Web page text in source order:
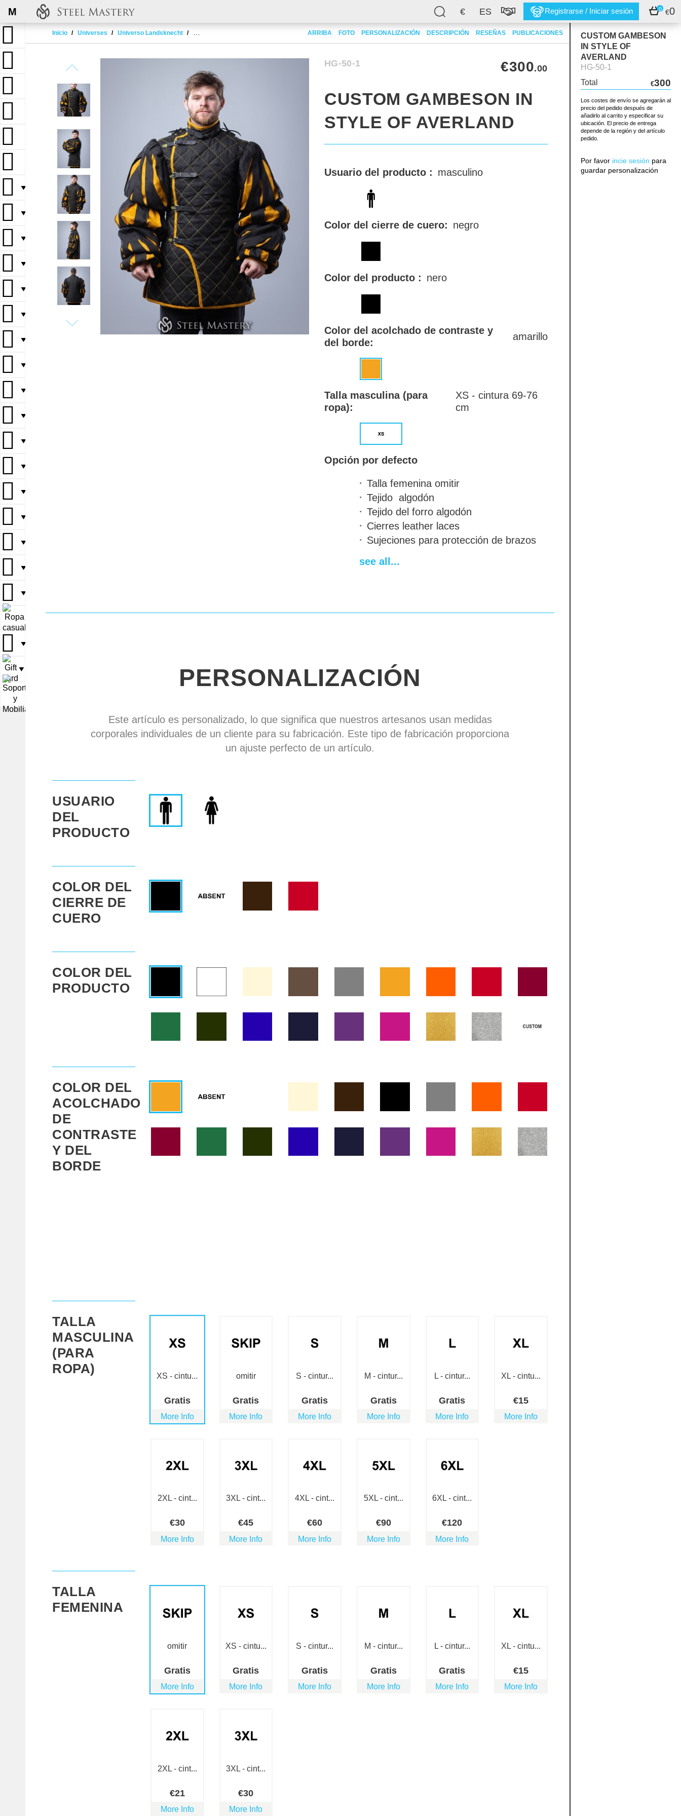
€ ES Registrarse / Iniciar sesión 0 €0
M
Inicio Universes Universo Landsknecht Custom gambeson in style of Averland ARRIBA FOTO PERSONALIZACIÓN DESCRIPCIÓN RESEÑAS PUBLICACIONES
▼
▼
▼
▼
▼
▼
▼
▼
▼
▼
▼
▼
▼
▼
▼
▼
▼
▼
▼
CUSTOM GAMBESON
IN STYLE OF
AVERLAND
HG-50-1
Total
€300
Los costes de envío se agregarán al
precio del pedido después de
añadirlo al carrito y especificar su
ubicación. El precio de entrega
depende de la región y del artículo
pedido.
Por favor incie sesión para
guardar personalización
HG-50-1 €300.00
CUSTOM GAMBESON IN
STYLE OF AVERLAND
Usuario del producto : masculino
Color del cierre de cuero: negro
Color del producto : nero
Color del acolchado de contraste y
del borde:
amarillo
Talla masculina (para
ropa):
XS - cintura 69-76
cm
Opción por defecto
Talla femenina omitir
Tejido algodón
Tejido del forro algodón
Cierres leather laces
Sujeciones para protección de brazos
Acolchado y ribete en contraste
Personal emblemabsent
Plazo de entrega
see all...
PERSONALIZACIÓN
Este artículo es personalizado, lo que significa que nuestros artesanos usan medidas
corporales individuales de un cliente para su fabricación. Este tipo de fabricación proporciona
un ajuste perfecto de un artículo.
USUARIO
DEL
PRODUCTO
COLOR DEL
CIERRE DE
CUERO
COLOR DEL
PRODUCTO
COLOR DEL
ACOLCHADO
DE
CONTRASTE
Y DEL
BORDE
TALLA
MASCULINA
(PARA
ROPA)
XS - cintu...
Gratis
More Info
omitir
Gratis
More Info
S - cintur...
Gratis
More Info
M - cintur...
Gratis
More Info
L - cintur...
Gratis
More Info
XL - cintu...
€15
More Info
2XL - cint...
€30
More Info
3XL - cint...
€45
More Info
4XL - cint...
€60
More Info
5XL - cint...
€90
More Info
6XL - cint...
€120
More Info
TALLA
FEMENINA
omitir
Gratis
More Info
XS - cintu...
Gratis
More Info
S - cintur...
Gratis
More Info
M - cintur...
Gratis
More Info
L - cintur...
Gratis
More Info
XL - cintu...
€15
More Info
2XL - cint...
€21
More Info
3XL - cint...
€30
More Info